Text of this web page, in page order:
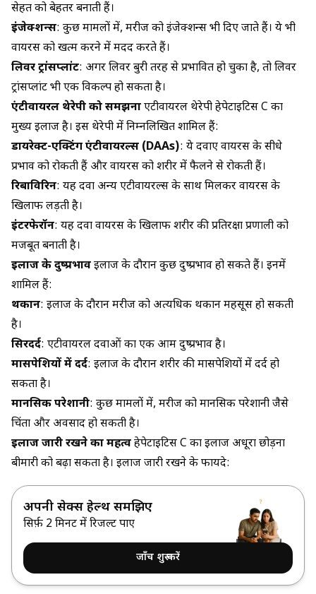
सेहत को बेहतर बनाती हैं।
इंजेक्शन्स: कुछ मामलों में, मरीज को इंजेक्शन्स भी दिए जाते हैं। ये भी
वायरस को खत्म करने में मदद करते हैं।
लिवर ट्रांसप्लांट: अगर लिवर बुरी तरह से प्रभावित हो चुका है, तो लिवर
ट्रांसप्लांट भी एक विकल्प हो सकता है।
एंटीवायरल थेरेपी को समझनाएंटीवायरल थेरेपी हेपेटाइटिस C का
मुख्य इलाज है। इस थेरेपी में निम्नलिखित शामिल हैं:
डायरेक्ट-एक्टिंग एंटीवायरल्स (DAAs): ये दवाएं वायरस के सीधे
प्रभाव को रोकती हैं और वायरस को शरीर में फैलने से रोकती हैं।
रिबाविरिन: यह दवा अन्य एंटीवायरल्स के साथ मिलकर वायरस के
खिलाफ लड़ती है।
इंटरफेरॉन: यह दवा वायरस के खिलाफ शरीर की प्रतिरक्षा प्रणाली को
मजबूत बनाती है।
इलाज के दुष्प्रभावइलाज के दौरान कुछ दुष्प्रभाव हो सकते हैं। इनमें
शामिल हैं:
थकान: इलाज के दौरान मरीज को अत्यधिक थकान महसूस हो सकती
है।
सिरदर्द: एंटीवायरल दवाओं का एक आम दुष्प्रभाव है।
मासपेशियों में दर्द: इलाज के दौरान शरीर की मासपेशियों में दर्द हो
सकता है।
मानसिक परेशानी: कुछ मामलों में, मरीज को मानसिक परेशानी जैसे
चिंता और अवसाद हो सकती है।
इलाज जारी रखने का महत्वहेपेटाइटिस C का इलाज अधूरा छोड़ना
बीमारी को बढ़ा सकता है। इलाज जारी रखने के फायदे:
अपनी सेक्स हेल्थ समझिए
सिर्फ़ 2 मिनट में रिजल्ट पाएं
जाँच शुरू करें